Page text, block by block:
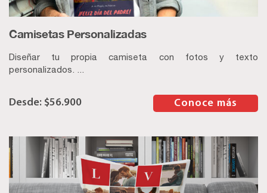
Camisetas Personalizadas
Diseñar tu propia camiseta con fotos y texto
personalizados. ...
$56.900 Conoce más